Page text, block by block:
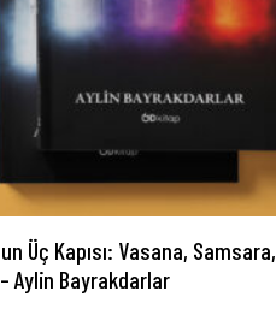
Üç Kapısı: Vasana, Samsara,
Aylin Bayrakdarlar